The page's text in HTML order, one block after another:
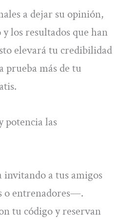
a dejar su opinión,
los resultados que han
elevará tu credibilidad
prueba más de tu
potencia las
a tus amigos
o entrenadores—.
tu código y reservan